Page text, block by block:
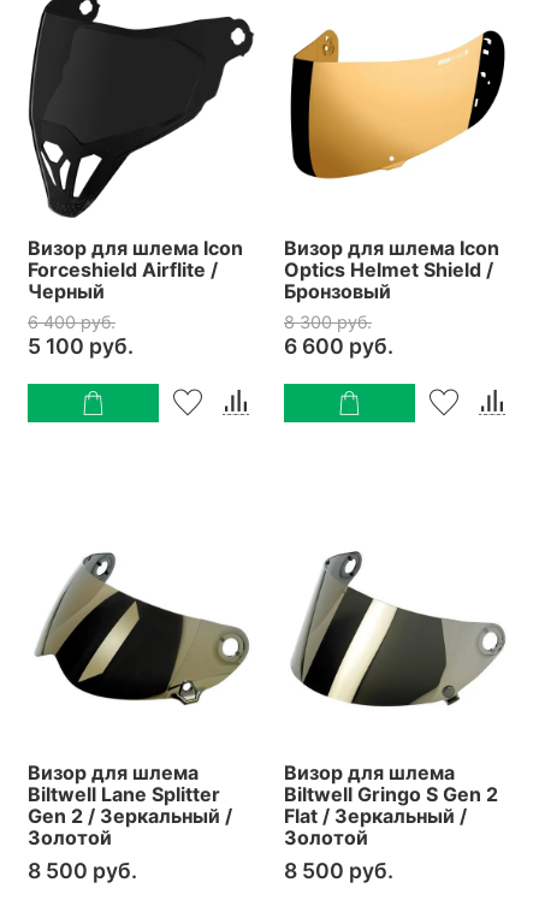
Визор для шлема Icon
Forceshield Airflite /
Черный
6 400 руб.
5 100 руб.
Визор для шлема Icon
Optics Helmet Shield /
Бронзовый
8 300 руб.
6 600 руб.
Визор для шлема
Biltwell Lane Splitter
Gen 2 / Зеркальный /
Золотой
8 500 руб.
Визор для шлема
Biltwell Gringo S Gen 2
Flat / Зеркальный /
Золотой
8 500 руб.